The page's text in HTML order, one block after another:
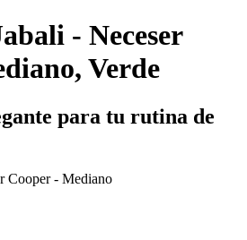
- Neceser
Verde
para tu rutina de
Cooper - Mediano